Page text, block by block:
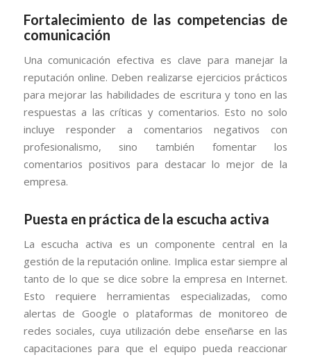
Fortalecimiento de las competencias de
comunicación
Una comunicación efectiva es clave para manejar la
reputación online. Deben realizarse ejercicios prácticos
para mejorar las habilidades de escritura y tono en las
respuestas a las críticas y comentarios. Esto no solo
incluye responder a comentarios negativos con
profesionalismo, sino también fomentar los
comentarios positivos para destacar lo mejor de la
empresa.
Puesta en práctica de la escucha activa
La escucha activa es un componente central en la
gestión de la reputación online. Implica estar siempre al
tanto de lo que se dice sobre la empresa en Internet.
Esto requiere herramientas especializadas, como
alertas de Google o plataformas de monitoreo de
redes sociales, cuya utilización debe enseñarse en las
capacitaciones para que el equipo pueda reaccionar